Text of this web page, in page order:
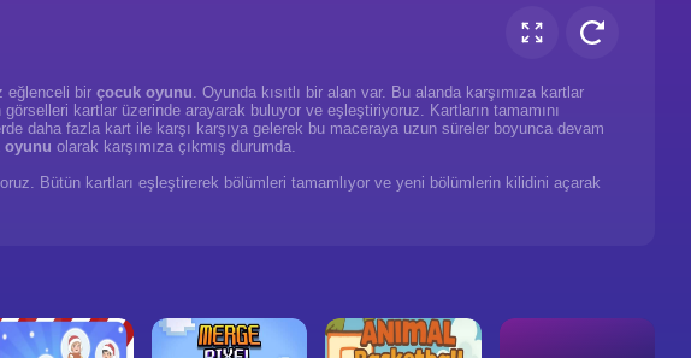
eğlenceli bir çocuk oyunu. Oyunda kısıtlı bir alan var. Bu alanda karşımıza kartlar
kartlar üzerinde arayarak buluyor ve eşleştiriyoruz. Kartların tamamını
daha fazla kart ile karşı karşıya gelerek bu maceraya uzun süreler boyunca devam
oyunu olarak karşımıza çıkmış durumda.
Bütün kartları eşleştirerek bölümleri tamamlıyor ve yeni bölümlerin kilidini açarak